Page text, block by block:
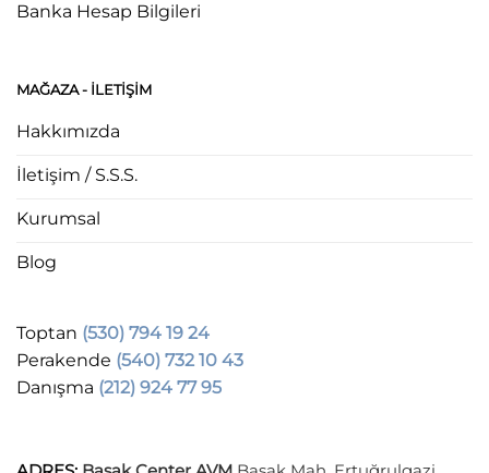
Banka Hesap Bilgileri
MAĞAZA - ILETIŞIM
Hakkımızda
İletişim / S.S.S.
Kurumsal
Blog
Toptan (530) 794 19 24
Perakende (540) 732 10 43
Danışma (212) 924 77 95